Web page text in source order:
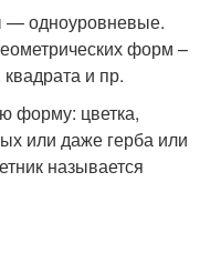
одноуровневые.
форм –
и пр.
форму: цветка,
или даже герба или
называется